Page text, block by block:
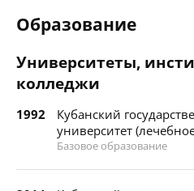
Образование
Университеты,
колледжи
1992
Кубанский
университет
Базовое образование